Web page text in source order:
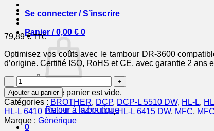
Se connecter / S’inscrire
Panier /0,00 € 0
Votre panier est vide.
Retour à la boutique
0
79,89€ TTC
Optimisez vos coûts avec le tambour DR-3600
d’origine. Certifié ISO, RoHS et CE, avec garantie 2
quantité
de
DR3600
-
tambour
compatible
Ajouter au panier
Catégories : BROTHER, DCP, DCP-L 5510 DW, HL-L,
HL-L 6410 DN,HL-L 6415 DN,HL-L 6415 DW, MFC,
Marque : Générique